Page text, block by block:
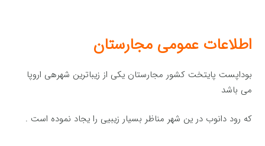
اطلاعات عمومی مجارستان
بوداپست پایتخت كشور مجارستان یكی از زیباترین شهرهی اروپا
می باشد
كه رود دانوب در ین شهر مناظر بسیار زیبیی را یجاد نموده است .